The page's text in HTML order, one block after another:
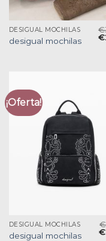
DESIGUAL MOCHILAS
desigual mochilas
€
€
¡Oferta!
DESIGUAL MOCHILAS
desigual mochilas
€
€